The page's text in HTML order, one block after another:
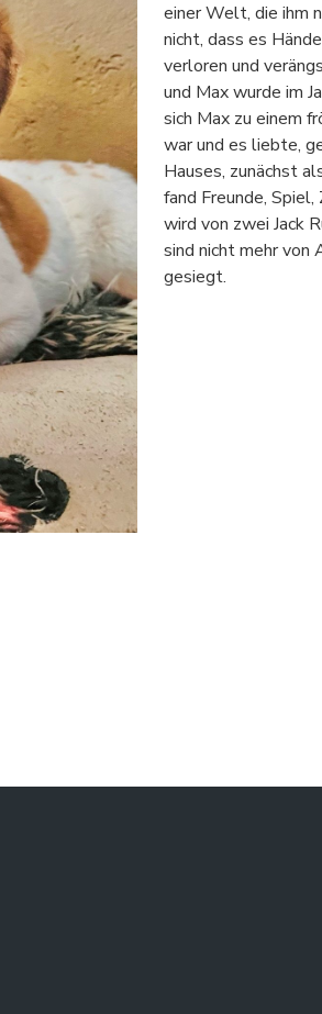
einer Welt, die ihm
nicht, dass es
verloren und
und Max wurde im
sich Max zu einem
war und es liebte,
Hauses, zunächst
fand Freunde,
wird von zwei Jack
sind nicht mehr von
gesiegt.